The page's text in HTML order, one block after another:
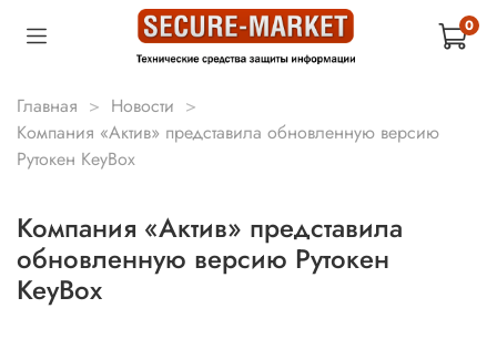
0
Главная
Новости
Компания «Актив» представила обновленную версию
Рутокен KeyBox
Компания «Актив» представила
обновленную версию Рутокен
KeyBox